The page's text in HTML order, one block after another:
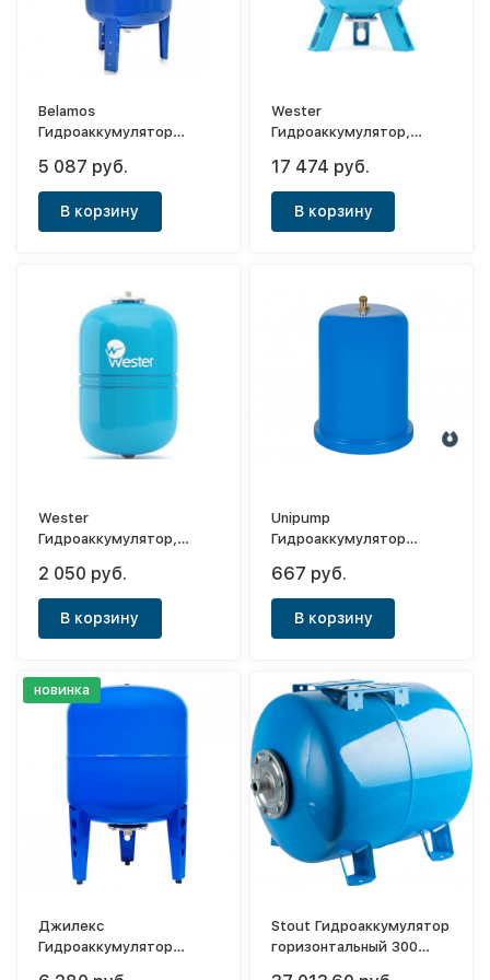
Belamos
Гидроаккумулятор
(синий)
5 087 руб.
В корзину
Wester
Гидроаккумулятор,
17 474 руб.
В корзину
Wester
Гидроаккумулятор,
14-1020)
2 050 руб.
В корзину
Unipump
Гидроаккумулятор
(мембрана EPDM)
667 руб.
В корзину
новинка
Джилекс
Гидроаккумулятор
Stout Гидроаккумулятор
горизонтальный 300